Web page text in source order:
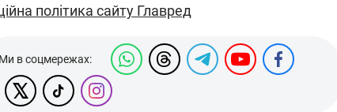
політика сайту Главред
Ми в соцмережах: